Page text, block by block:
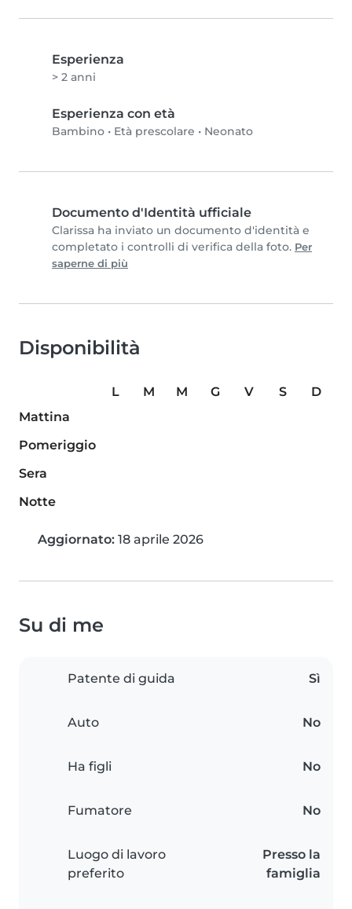
Esperienza
> 2 anni
Esperienza con età
Bambino • Età prescolare • Neonato
Documento d'Identità ufficiale
Clarissa ha inviato un documento d'identità e
completato i controlli di verifica della foto. Per
saperne di più
Disponibilità
L M M G V S
D
Mattina
Pomeriggio
Sera
Notte
Aggiornato: 18 aprile 2026
Su di me
Patente di guida Sì
Auto No
Ha figli No
Fumatore No
Luogo di lavoro
preferito
Presso la
famiglia